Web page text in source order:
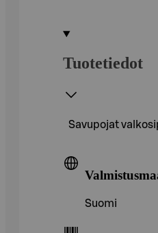
Tuotetiedot
Savupojat
Suomi